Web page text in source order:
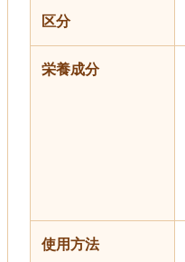
区分
栄養成分
使用方法